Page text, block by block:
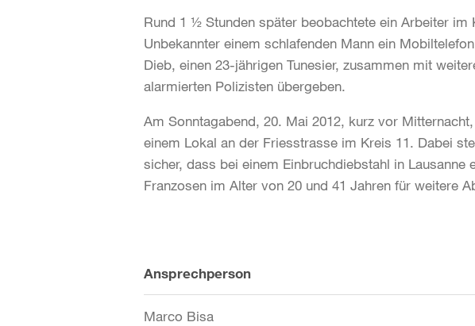
Rund 1 ½ Stunden später beobachtete ein Arbeiter
Unbekannter einem schlafenden Mann ein
Dieb, einen 23-jährigen Tunesier, zusammen mit
alarmierten Polizisten übergeben.
Am Sonntagabend, 20. Mai 2012, kurz vor
einem Lokal an der Friesstrasse im Kreis 11. Dabei
sicher, dass bei einem Einbruchdiebstahl in
Franzosen im Alter von 20 und 41 Jahren für weitere
Weitere
Informationen
Ansprechperson
Marco Bisa